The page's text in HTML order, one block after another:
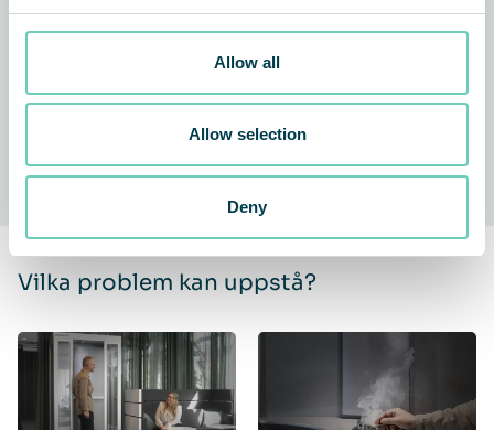
Allow all
Allow selection
Deny
Ren luft – en kombination av tjänst och vara
Vilka problem kan uppstå?